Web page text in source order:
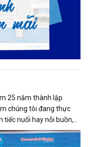
25 năm thành lập
chúng tôi đang thực
tiếc nuối hay nỗi buồn,
Nhân Sài Gòn, tôi
Những điều tưởng như